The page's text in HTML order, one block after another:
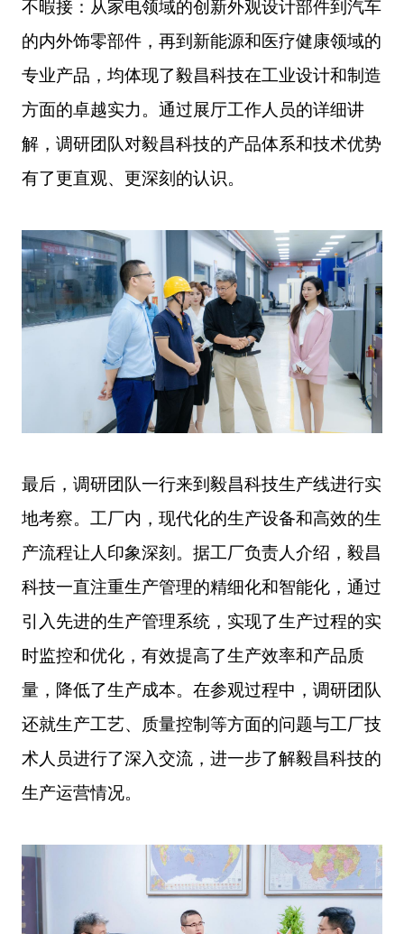
不暇接：从家电领域的创新外观设计部件到汽车
的内外饰零部件，再到新能源和医疗健康领域的
专业产品，均体现了毅昌科技在工业设计和制造
方面的卓越实力。通过展厅工作人员的详细讲
解，调研团队对毅昌科技的产品体系和技术优势
有了更直观、更深刻的认识。
最后，调研团队一行来到毅昌科技生产线进行实
地考察。工厂内，现代化的生产设备和高效的生
产流程让人印象深刻。据工厂负责人介绍，毅昌
科技一直注重生产管理的精细化和智能化，通过
引入先进的生产管理系统，实现了生产过程的实
时监控和优化，有效提高了生产效率和产品质
量，降低了生产成本。在参观过程中，调研团队
还就生产工艺、质量控制等方面的问题与工厂技
术人员进行了深入交流，进一步了解毅昌科技的
生产运营情况。